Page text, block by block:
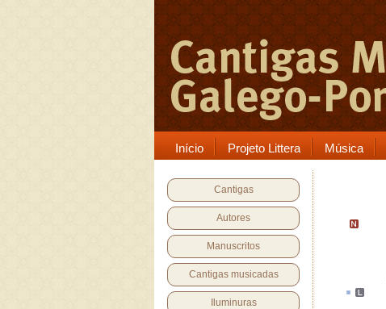
Início Projeto Littera Música
Cantigas
Autores
Manuscritos
Cantigas musicadas
Iluminuras